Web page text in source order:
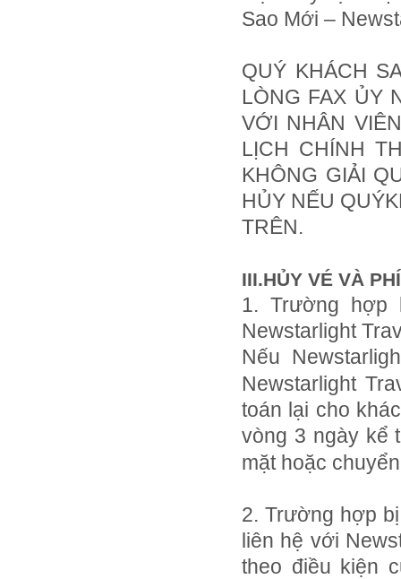
Sao Mới –
QUÝ KHÁCH
LÒNG FAX ỦY
VỚI NHÂN
LỊCH CHÍNH
KHÔNG GIẢI
HỦY NẾU
TRÊN.
III.HỦY VÉ VÀ
1. Trường hợp
Newstarlight
Nếu
Newstarlight
toán lại cho
vòng 3 ngày kể
mặt hoặc
2. Trường hợp
liên hệ với
theo điều kiện